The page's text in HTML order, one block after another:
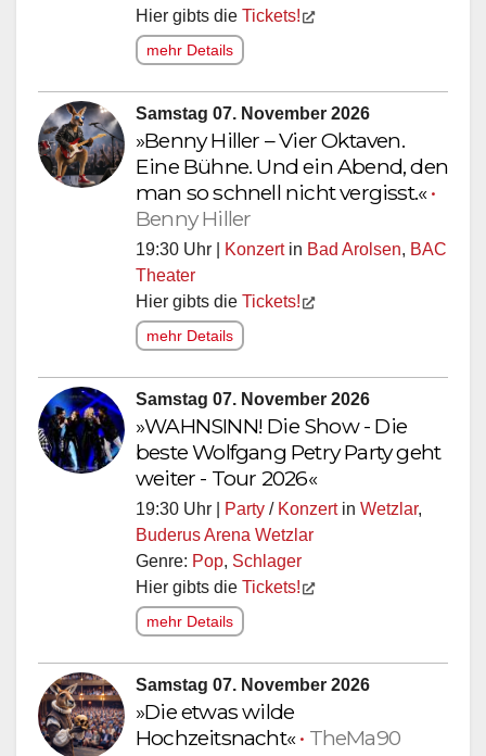
Hier gibts die Tickets!
mehr Details
Samstag 07. November 2026
»Benny Hiller – Vier Oktaven.
Eine Bühne. Und ein Abend, den
man so schnell nicht vergisst.«•
Benny Hiller
19:30 Uhr | Konzertin Bad Arolsen, BAC
Theater
Hier gibts die Tickets!
mehr Details
Samstag 07. November 2026
»WAHNSINN! Die Show - Die
beste Wolfgang Petry Party geht
weiter - Tour 2026«
19:30 Uhr | Party / Konzertin Wetzlar,
Buderus Arena Wetzlar
Genre: Pop, Schlager
Hier gibts die Tickets!
mehr Details
Samstag 07. November 2026
»Die etwas wilde
Hochzeitsnacht«• TheMa90